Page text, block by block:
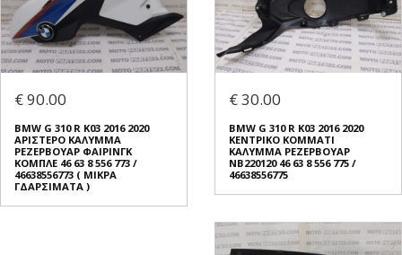
€ 90.00
BMW G 310 R K03 2016 2020
ΑΡΙΣΤΕΡΟ ΚΑΛΥΜΜΑ
ΡΕΖΕΡΒΟΥΑΡ ΦΑΙΡΙΝΓΚ
ΚΟΜΠΛΕ 46 63 8 556 773 /
46638556773 ( ΜΙΚΡΑ
ΓΔΑΡΣΙΜΑΤΑ )
€ 30.00
BMW G 310 R K03 2016 2020
ΚΕΝΤΡΙΚΟ ΚΟΜΜΑΤΙ
ΚΑΛΥΜΜΑ ΡΕΖΕΡΒΟΥΑΡ
ΝΒ220120 46 63 8 556 775 /
46638556775